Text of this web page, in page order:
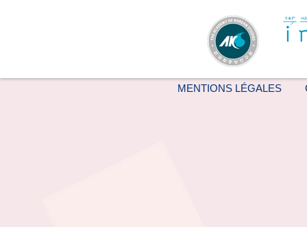
MENTIONS LÉGALES